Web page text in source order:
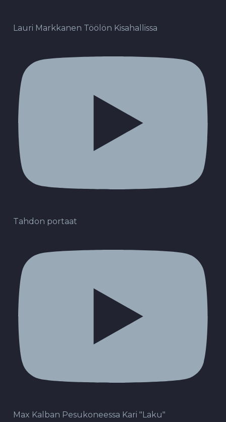
Lauri Markkanen Töölön Kisahallissa
Tahdon portaat
Max Kalban Pesukoneessa Kari "Laku"